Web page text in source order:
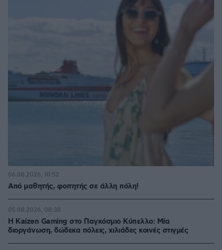
Από μαθητής, φοιτητής σε άλλη πόλη!
06.08.2026, 10:52
H Kaizen Gaming στο Παγκόσμιο Kύπελλο: Μία
διοργάνωση, δώδεκα πόλεις, χιλιάδες κοινές στιγμές
05.08.2026, 08:38